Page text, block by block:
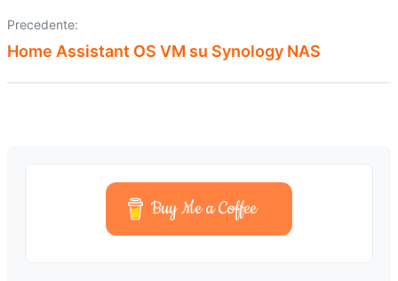
Precedente:
Home Assistant OS VM su Synology NAS
Buy Me a Coffee